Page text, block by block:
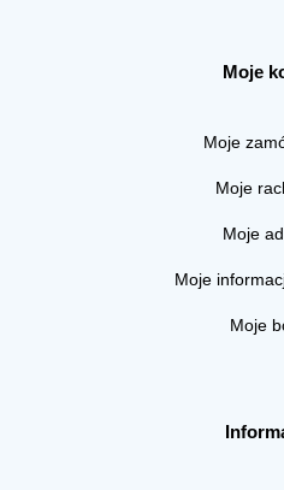
Moje
Moje
Moje
Moje
Moje
Moje